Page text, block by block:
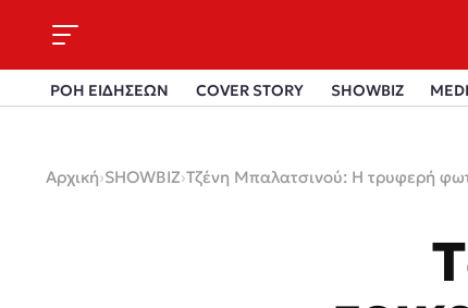
ΡΟΗ ΕΙΔΗΣΕΩΝ COVER STORY SHOWBIZ
Αρχική›SHOWBIZ›Τζένη Μπαλατσινού: Η τρυφερή